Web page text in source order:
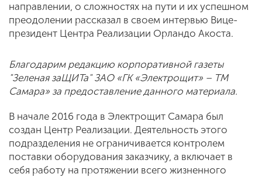
направлении, о сложностях на пути и их успешном
преодолении рассказал в своем интервью Вице-
президент Центра Реализации Орландо Акоста.
Благодарим редакцию корпоративной газеты
"Зеленая заЩИТа" ЗАО «ГК «Электрощит» – ТМ
Самара» за предоставление данного материала.
В начале 2016 года в Электрощит Самара был
создан Центр Реализации. Деятельность этого
подразделения не ограничивается контролем
поставки оборудования заказчику, а включает в
себя работу на протяжении всего жизненного